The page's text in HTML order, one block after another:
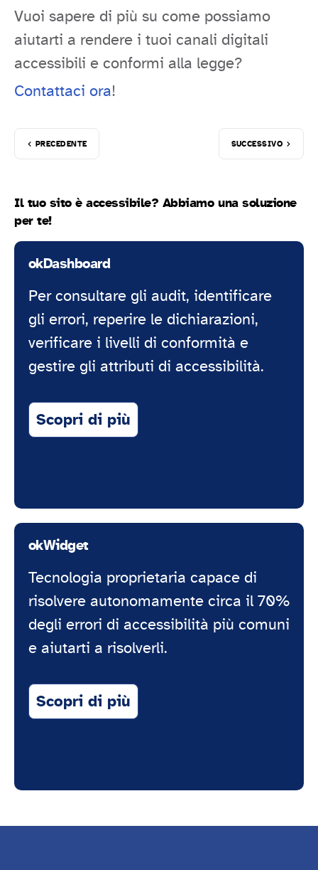
Vuoi sapere di più su come possiamo
aiutarti a rendere i tuoi canali digitali
accessibili e conformi alla legge?
Contattaci ora!
PRECEDENTE SUCCESSIVO
Il tuo sito è accessibile? Abbiamo una soluzione
per te!
okDashboard
Per consultare gli audit, identificare
gli errori, reperire le dichiarazioni,
verificare i livelli di conformità e
gestire gli attributi di accessibilità.
Scopri di più
okWidget
Tecnologia proprietaria capace di
risolvere autonomamente circa il 70%
degli errori di accessibilità più comuni
e aiutarti a risolverli.
Scopri di più